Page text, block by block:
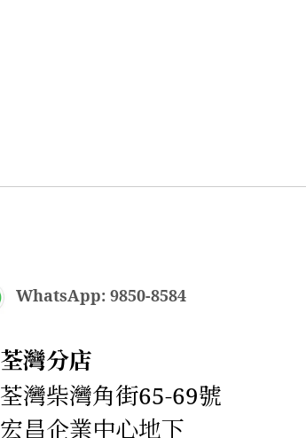
WhatsApp: 9850-8584
荃灣分店
荃灣柴灣角街65-69號
宏昌企業中心地下